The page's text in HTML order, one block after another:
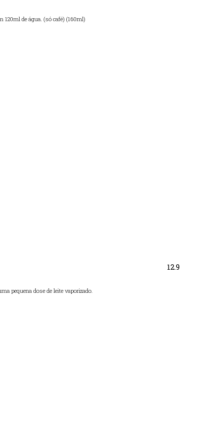
120ml de água. (só café) (160ml)
pequena dose de leite vaporizado.
12.9